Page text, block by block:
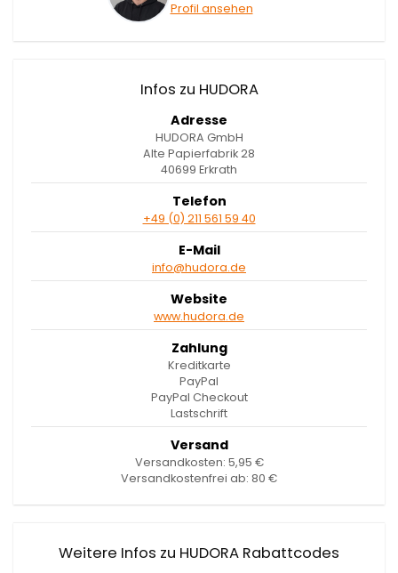
Profil ansehen
Infos zu HUDORA
Adresse
HUDORA GmbH
Alte Papierfabrik 28
40699 Erkrath
Telefon
+49 (0) 211 561 59 40
E-Mail
info@hudora.de
Website
www.hudora.de
Zahlung
Kreditkarte
PayPal
PayPal Checkout
Lastschrift
Versand
Versandkosten: 5,95 €
Versandkostenfrei ab: 80 €
Weitere Infos zu HUDORA Rabattcodes